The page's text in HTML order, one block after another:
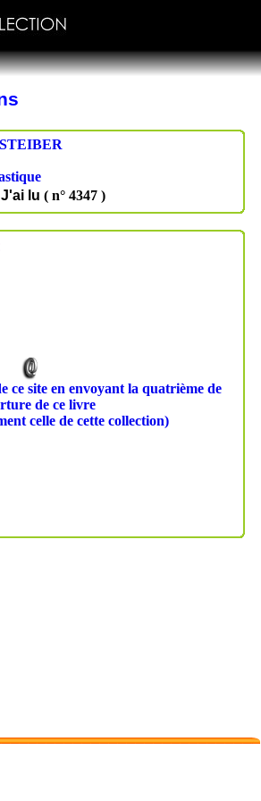
STEIBER
J'ai lu ( n° 4347 )
ce site en envoyant la quatrième de
de ce livre
celle de cette collection)